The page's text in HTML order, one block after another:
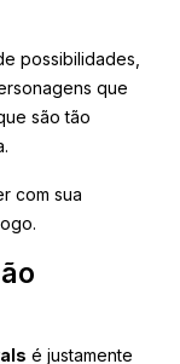
possibilidades,
que
são tão
com sua
é justamente